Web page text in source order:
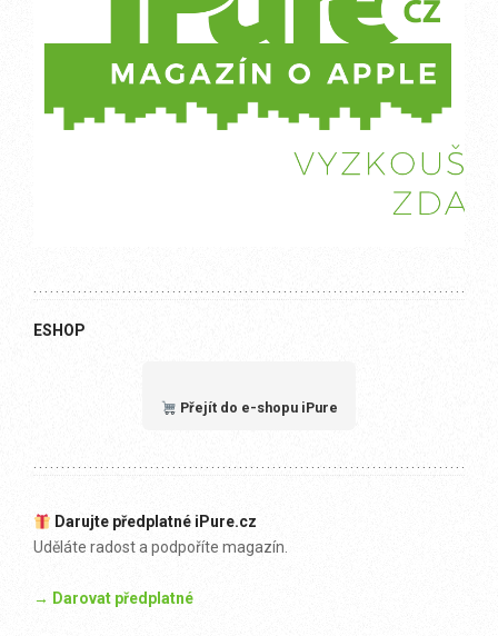
ESHOP
Přejít do e-shopu iPure
Darujte předplatné iPure.cz
Uděláte radost a podpoříte magazín.
→ Darovat předplatné